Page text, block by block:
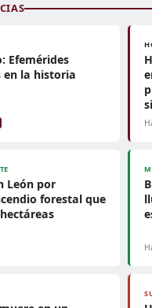
Efemérides
en la historia
León por
forestal que